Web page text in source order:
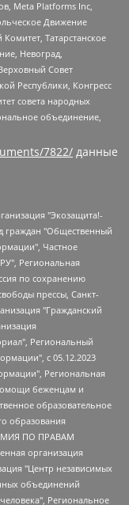
Meta Platforms Inc,
Движение
Татарстанское
Невоград,
Совет
Республики, Конгресс
совета народных
объединение,
7822/ данные
"Лилит", Дальневосточное общественное движение "Маяк", Санкт-Петербургская ЛГБТ-инициативная группа "Выход", Инициативная группа ЛГБТ+ "Реверс", Алексеев Андрей Викторович, Бекбулатова Таисия Львовна, Беляев Иван Михайлович, Владыкина Елена Сергеевна, Гельман Марат Александрович, Никульшина Вероника Юрьевна, Толоконникова Надежда Андреевна, Шендерович Виктор Анатольевич, Общество с ограниченной ответственностью "Данное сообщение", Общество с ограниченной ответственностью Издательский дом "Новая глава", Айнбиндер Александра Александровна, Московский комьюнити-центр для ЛГБТ+инициатив, Благотворительный фонд развития филантропии, Deutsche Welle (Германия, Kurt-Schumacher-Strasse 3, 53113 Bonn), Борзунова Мария Михайловна, Воробьев Виктор Викторович, Голубева Анна Львовна, Константинова Алла Михайловна, Малкова Ирина Владимировна, Мурадов Мурад Абдулгалимович, Осетинская Елизавета Николаевна, Понасенков Евгений Николаевич, Ганапольский Матвей Юрьевич, Киселев Евгений Алексеевич, Борухович Ирина Григорьевна, Дремин Иван Тимофеевич, Дубровский Дмитрий Викторович, Красноярская региональная общественная организация поддержки и развития альтернативных образовательных технологий и межкультурных коммуникаций "ИНТЕРРА", Маяковская Екатерина Алексеевна, Фейгин Марк Захарович, Филимонов Андрей Викторович, Дзугкоева Регина Николаевна, Доброхотов Роман Александрович, Дудь Юрий Александрович, Елкин Сергей Владимирович, Кругликов Кирилл Игоревич, Сабунаева Мария Леонидовна, Семенов Алексей Владимирович, Шаинян Карен Багратович, Шульман Екатерина Михайловна, Асафьев Артур Валерьевич, Вахштайн Виктор Семенович, Венедиктов Алексей Алексеевич, Лушникова Екатерина Евгеньевна, Волков Леонид Михайлович, Невзоров Александр Глебович, Пархоменко Сергей Борисович, Сироткин Ярослав Николаевич, Кара-Мурза Владимир Владимирович, Баранова Наталья Владимировна, Гозман Леонид Яковлевич, Кагарлицкий Борис Юльевич, Климарев Михаил Валерьевич, Милов Владимир Станиславович, Автономная некоммерческая организация Краснодарский центр современного искусства "Типография", Моргенштерн Алишер Тагирович, Соболь Любовь Эдуардовна, Общество с ограниченной ответственностью "ЛИЗА НОРМ", Каспаров Гарри Кимович, Ходорковский Михаил Борисович, Общество с ограниченной ответственностью "Апрельские тезисы", Данилович Ирина Брониславовна, Кашин Олег Владимирович, Петров Николай Владимирович, Пивоваров Алексей Владимирович, Соколов Михаил Владимирович, Цветкова Юлия Владимировна, Чичваркин Евгений Александрович, Комитет против пыток/Команда против пыток, Общество с ограниченной ответственностью "Первый научный", Общество с ограниченной ответственностью "Вертолет и ко", Белоцерковская Вероника Борисовна, Кац Максим Евгеньевич, Лазарева Татьяна Юрьевна, Шаведдинов Руслан Табризович, Яшин Илья Валерьевич, Общество с ограниченной ответственностью "Иноагент ААВ", Алешковский Дмитрий Петрович, Альбац Евгения Марковна, Быков Дмитрий Львович, Галямина Юлия Евгеньевна, Лойко Сергей Леонидович, Мартынов Кирилл Константинович, Медведев Сергей Александрович, Крашенинников Федор Геннадиевич, Гордеева Катерина Вл